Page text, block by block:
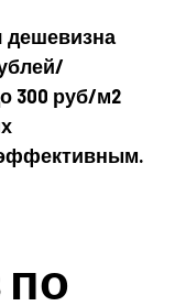
дешевизна
300 руб/м2
по